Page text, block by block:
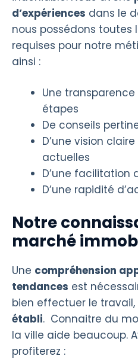
d’expériences dans le
nous possédons toutes
requises pour notre
ainsi :
Une
étapes
De conseils
D’une vision
actuelles
D’une facilitation
D’une rapidité
Notre
marché
Une compréhension
tendances est
bien effectuer le
établi. Connaitre du
la ville aide beaucoup.
profiterez :